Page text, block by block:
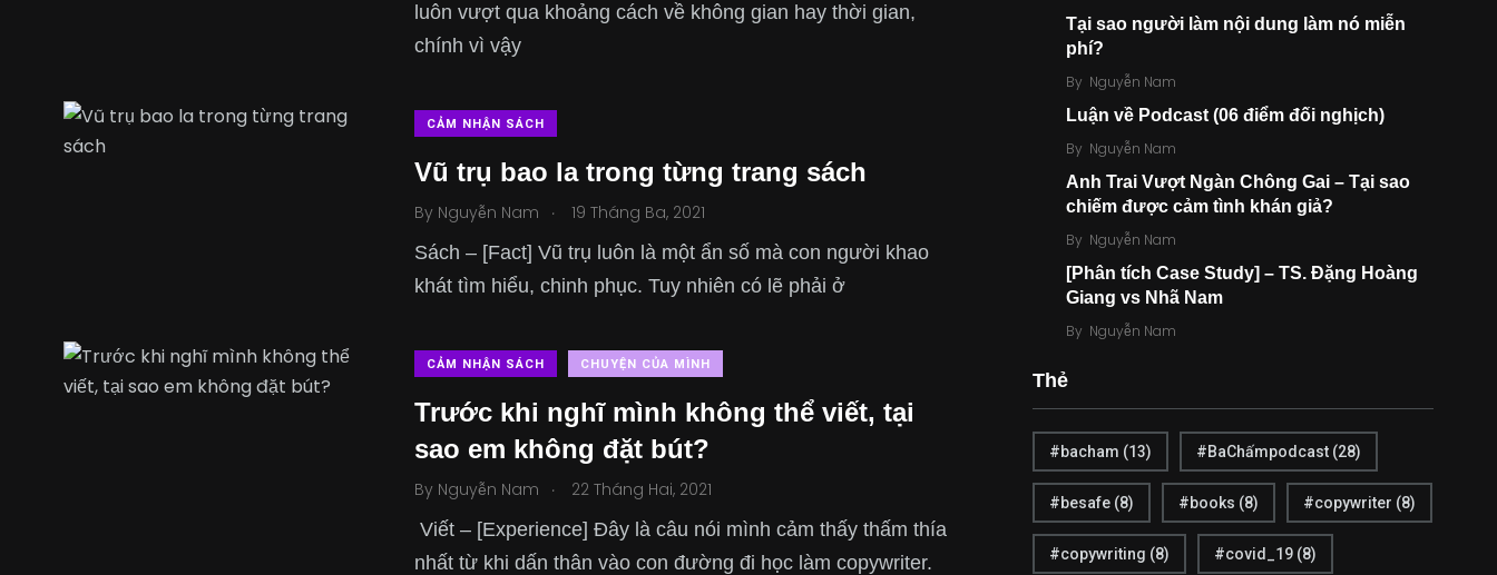
luôn vượt qua khoảng cách về không gian hay thời gian,
chính vì vậy
CẢM NHẬN SÁCH
Vũ trụ bao la trong từng trang sách
By Nguyễn Nam .
19 Tháng Ba, 2021
Sách – [Fact] Vũ trụ luôn là một ẩn số mà con người khao
khát tìm hiểu, chinh phục. Tuy nhiên có lẽ phải ở
CẢM NHẬN SÁCH CHUYỆN CỦA MÌNH
Trước khi nghĩ mình không thể viết, tại
sao em không đặt bút?
By Nguyễn Nam .
22 Tháng Hai, 2021
Viết – [Experience] Đây là câu nói mình cảm thấy thấm thía
nhất từ khi dấn thân vào con đường đi học làm copywriter.
7
Chuyện của mình
0
2
47
Kỹ năng
21
Kỹ năng Đọc
Tại sao người làm nội dung làm nó miễn
phí?
By Nguyễn Nam
Luận về Podcast (06 điểm đối nghịch)
By Nguyễn Nam
Anh Trai Vượt Ngàn Chông Gai – Tại sao
chiếm được cảm tình khán giả?
By Nguyễn Nam
[Phân tích Case Study] – TS. Đặng Hoàng
Giang vs Nhã Nam
By Nguyễn Nam
Thẻ
#bacham (13) #BaChấmpodcast (28)
#besafe (8) #books (8) #copywriter (8)
#copywriting (8) #covid_19 (8)